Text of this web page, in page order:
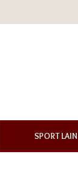
SPORT LAIN